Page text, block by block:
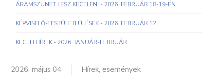
ÁRAMSZÜNET LESZ KECELEN! - 2026. FEBRUÁR 18-19-ÉN
KÉPVISELŐ-TESTÜLETI ÜLÉSEK - 2026. FEBRUÁR 12.
KECELI HÍREK - 2026. JANUÁR-FEBRUÁR
2026. május 04 Hírek, események